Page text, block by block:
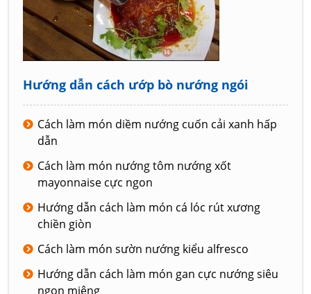
Hướng dẫn cách ướp bò nướng ngói
Cách làm món diềm nướng cuốn cải xanh hấp
dẫn
Cách làm món nướng tôm nướng xốt
mayonnaise cực ngon
Hướng dẫn cách làm món cá lóc rút xương
chiền giòn
Cách làm món sườn nướng kiểu alfresco
Hướng dẫn cách làm món gan cực nướng siêu
ngon miệng